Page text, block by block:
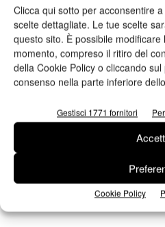
Clicca qui sotto per acconsentire
scelte dettagliate. Le tue scelte
questo sito. È possibile
momento, compreso il ritiro del
della Cookie Policy o cliccando
consenso nella parte inferiore
Gestisci 1771 fornitori
Cookie Policy
n.2 - Giugno 2026 n.1 -
Edicola Web
Iscriviti alla newsletter